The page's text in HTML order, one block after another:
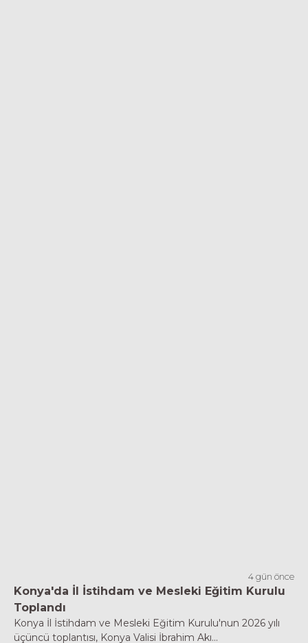
4 gün önce
Konya'da İl İstihdam ve Mesleki Eğitim Kurulu
Toplandı
Konya İl İstihdam ve Mesleki Eğitim Kurulu'nun 2026 yılı
üçüncü toplantısı, Konya Valisi İbrahim Akı...